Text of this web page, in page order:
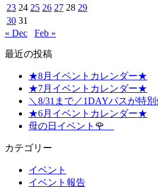
23 24 25 26 27 28 29
30 31
« Dec
Feb »
最近の投稿
★8月イベントカレンダー★
★7月イベントカレンダー★
＼8/31まで／1DAYパスが特別
★6月イベントカレンダー★
母の日イベント🌹
カテゴリー
イベント
イベント報告